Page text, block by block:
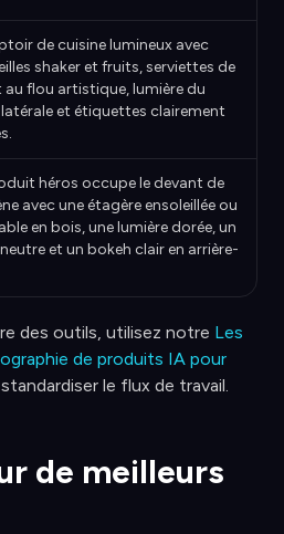
de cuisine lumineux avec
shaker et fruits, serviettes de
flou artistique, lumière du
et étiquettes clairement
héros occupe le devant de
avec une étagère ensoleillée ou
en bois, une lumière dorée, un
et un bokeh clair en arrière-
des outils, utilisez notre Les
de produits IA pour
le flux de travail.
de meilleurs